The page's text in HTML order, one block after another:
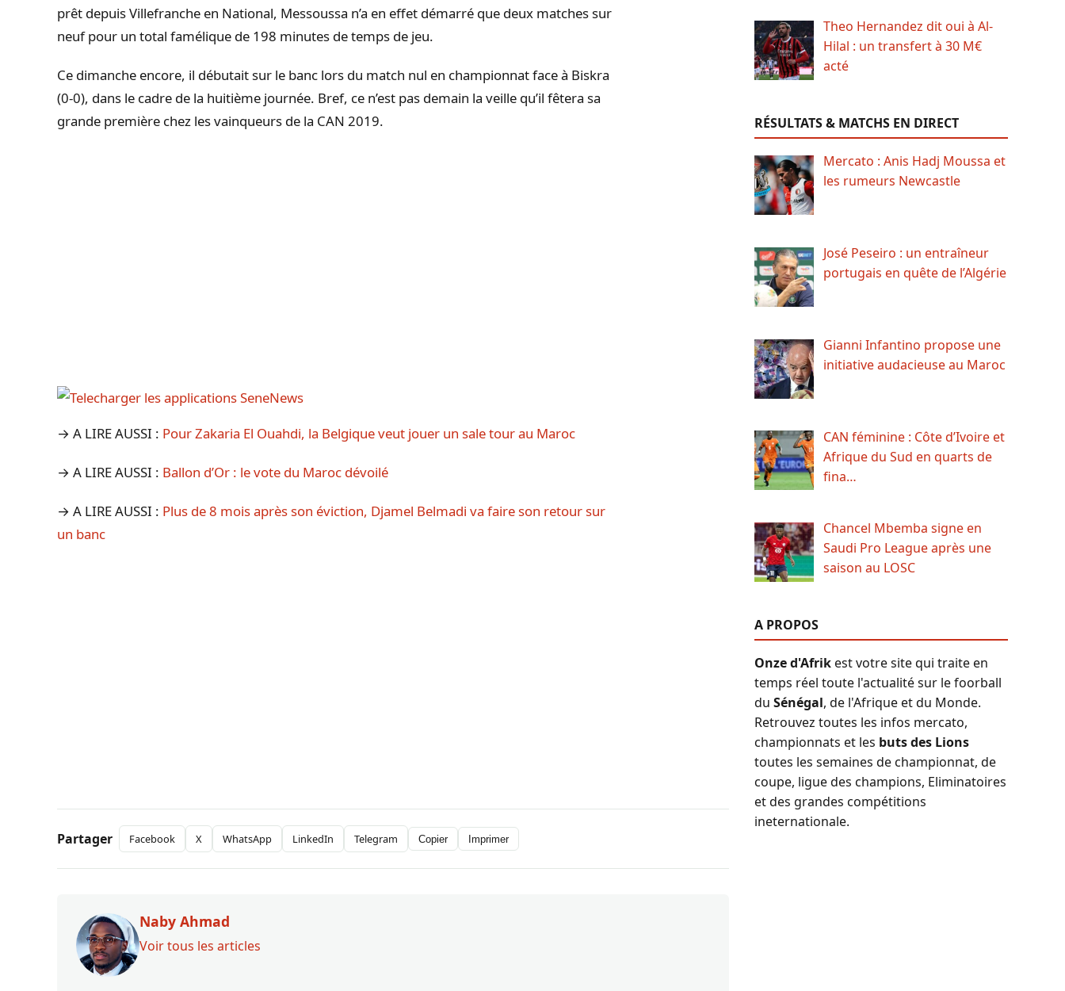
prêt depuis Villefranche en National, Messoussa n’a en effet démarré que deux matches sur
neuf pour un total famélique de 198 minutes de temps de jeu.
Ce dimanche encore, il débutait sur le banc lors du match nul en championnat face à Biskra
(0-0), dans le cadre de la huitième journée. Bref, ce n’est pas demain la veille qu’il fêtera sa
grande première chez les vainqueurs de la CAN 2019.
→ A LIRE AUSSI : Pour Zakaria El Ouahdi, la Belgique veut jouer un sale tour au Maroc
→ A LIRE AUSSI : Ballon d’Or : le vote du Maroc dévoilé
→ A LIRE AUSSI : Plus de 8 mois après son éviction, Djamel Belmadi va faire son retour sur
un banc
Partager Facebook X WhatsApp LinkedIn Telegram Copier Imprimer
Naby Ahmad
Voir tous les articles
Theo Hernandez dit oui à Al-
Hilal : un transfert à 30 M€
acté
RÉSULTATS & MATCHS EN DIRECT
Mercato : Anis Hadj Moussa et
les rumeurs Newcastle
José Peseiro : un entraîneur
portugais en quête de l’Algérie
Gianni Infantino propose une
initiative audacieuse au Maroc
CAN féminine : Côte d’Ivoire et
Afrique du Sud en quarts de
fina…
Chancel Mbemba signe en
Saudi Pro League après une
saison au LOSC
A PROPOS
Onze d'Afrikest votre site qui traite en
temps réel toute l'actualité sur le foorball
du Sénégal, de l'Afrique et du Monde.
Retrouvez toutes les infos mercato,
championnats et les buts des Lions
toutes les semaines de championnat, de
coupe, ligue des champions, Eliminatoires
et des grandes compétitions
ineternationale.